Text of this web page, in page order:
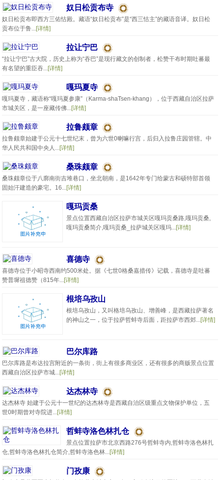
奴日松贡布寺
奴日松贡布即西方三佑怙殿。藏语“奴日松贡布”是“西三怙主”的藏语音译。奴日松
贡布位于鲁...[详情]
拉让宁巴
“拉让宁巴”古大院，历史上称为“吞巴”是现行藏文的创制者，松赞干布时期吐蕃最
有名望的重臣吞...[详情]
嘎玛夏寺
嘎玛夏寺，藏语称“嘎玛夏参康”（Karma-shaTsen-khang），位于西藏自治区拉萨
市城关区，是一座藏传佛...[详情]
拉鲁颇章
拉鲁颇章始建于公元十七世纪末，曾为六世0喇嘛行宫，后归入拉鲁庄园管辖。中
华人民共和国中央人...[详情]
桑珠颇章
桑珠颇章位于八廓南街吉堆巷口，坐北朝南，是1642年专门给蒙古和硕特部首领
固始汗建造的豪宅。16...[详情]
嘎玛贡桑
景点位置西藏自治区拉萨市城关区嘎玛贡桑路,嘎玛贡桑,
嘎玛贡桑简介,嘎玛贡桑_拉萨城关区嘎玛...[详情]
喜德寺
喜德寺位于小昭寺西南约500米处。据《七世0格桑嘉措传》记载，喜德寺是吐蕃
赞普墀祖德赞（815年...[详情]
根培乌孜山
根培乌孜山，又叫格培乌孜山、增善峰，是西藏拉萨著名
的神山之一，位于拉萨哲蚌寺后面，距拉萨市西郊...[详情]
巴尔库路
巴尔库路是布达拉宫附近的一条街，街上有很多商业区，还有很多的商贩景点位置
西藏自治区拉萨市城...[详情]
达杰林寺
达杰林寺 始建于公元十一世纪的达杰林寺是西藏自治区级重点文物保护单位，五
世0时期曾对寺院进...[详情]
哲蚌寺洛色林扎仓
景点位置拉萨市北京西路276号哲蚌寺内,哲蚌寺洛色林扎
仓,哲蚌寺洛色林扎仓简介,哲蚌寺洛色林...[详情]
门孜康